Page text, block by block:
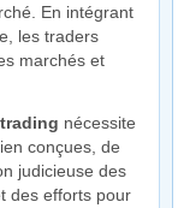
En intégrant
les traders
marchés et
nécessite
conçues, de
judicieuse des
des efforts pour